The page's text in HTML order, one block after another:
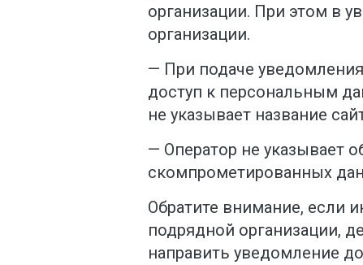
организации. При этом в
организации.
— При подаче
доступ к персональным
не указывает название
— Оператор не указывает
скомпрометированных
Обратите внимание, если
подрядной организации,
направить уведомление